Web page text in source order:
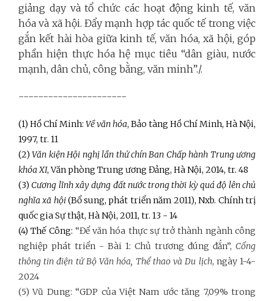
giảng dạy và tổ chức các hoạt động kinh tế, văn
hóa và xã hội. Đẩy mạnh hợp tác quốc tế trong việc
gắn kết hài hòa giữa kinh tế, văn hóa, xã hội, góp
phần hiện thực hóa hệ mục tiêu “dân giàu, nước
mạnh, dân chủ, công bằng, văn minh”./.
----------------------
(1) Hồ Chí Minh: Về văn hóa, Bảo tàng Hồ Chí Minh, Hà Nội,
1997, tr. 11
(2)Văn kiện Hội nghị lần thứ chín Ban Chấp hành Trung ương
khóa XI, Văn phòng Trung ương Đảng, Hà Nội, 2014, tr. 48
(3) Cương lĩnh xây dựng đất nước trong thời kỳ quá độ lên chủ
nghĩa xã hội(Bổ sung, phát triển năm 2011), Nxb. Chính trị
quốc gia Sự thật, Hà Nội, 2011, tr. 13 - 14
(4) Thế Công: “Để văn hóa thực sự trở thành ngành công
nghiệp phát triển - Bài 1: Chủ trương đúng đắn”, Cổng
thông tin điện tử Bộ Văn hóa, Thể thao và Du lịch, ngày 1-4-
2024
(5) Vũ Dung: “GDP của Việt Nam ước tăng 7,09% trong